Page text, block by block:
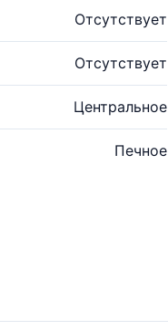
Отсутствует
Отсутствует
Центральное
Печное